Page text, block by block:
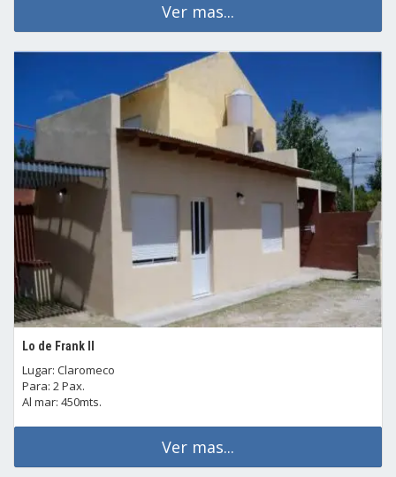
Ver mas...
Lo de Frank II
Lugar: Claromeco
Para: 2 Pax.
Al mar: 450mts.
Ver mas...